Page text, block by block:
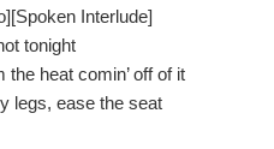
Interlude]
tonight
heat comin’ off of it
legs, ease the seat